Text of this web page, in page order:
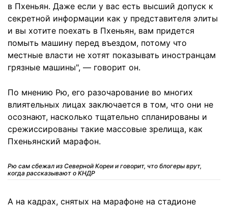
в Пхеньян. Даже если у вас есть высший допуск к
секретной информации как у представителя элиты
и вы хотите поехать в Пхеньян, вам придется
помыть машину перед въездом, потому что
местные власти не хотят показывать иностранцам
грязные машины", — говорит он.
По мнению Рю, его разочарование во многих
влиятельных лицах заключается в том, что они не
осознают, насколько тщательно спланированы и
срежиссированы такие массовые зрелища, как
Пхеньянский марафон.
Рю сам сбежал из Северной Кореи и говорит, что блогеры врут,
когда рассказывают о КНДР
А на кадрах, снятых на марафоне на стадионе